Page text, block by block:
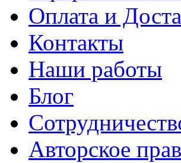
Оплата и
Контакты
Наши работы
Блог
Авторское